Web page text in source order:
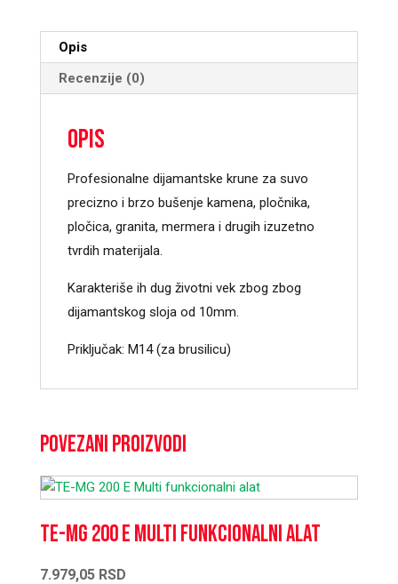
Opis
Recenzije (0)
Opis
Profesionalne dijamantske krune za suvo
precizno i brzo bušenje kamena, pločnika,
pločica, granita, mermera i drugih izuzetno
tvrdih materijala.
Karakteriše ih dug životni vek zbog zbog
dijamantskog sloja od 10mm.
Priključak: M14 (za brusilicu)
Povezani proizvodi
TE-MG 200 E Multi funkcionalni alat
7.979,05 RSD